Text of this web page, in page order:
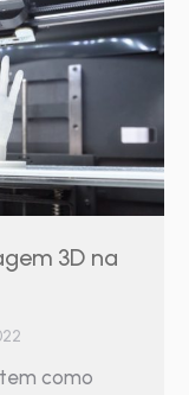
3D na
como